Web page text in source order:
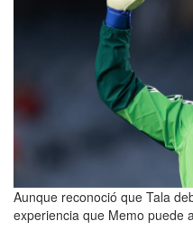
Aunque reconoció que Tala
experiencia que Memo puede